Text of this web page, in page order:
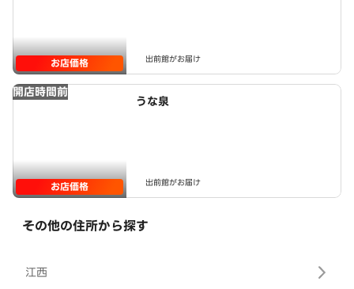
お店価格 出前館がお届け
開店時間前
お店価格
うな泉
出前館がお届け
その他の住所から探す
江西